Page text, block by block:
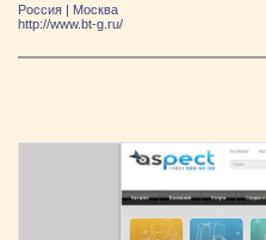
Россия | Москва
http://www.bt-g.ru/